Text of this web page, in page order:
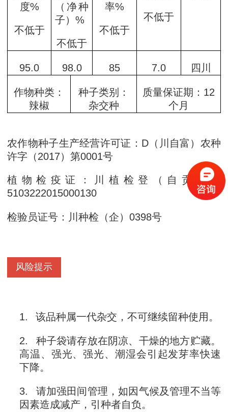
度%
不低于
（净种
子）%
不低于
率%
不低于
不低于
95.0 98.0 85 7.0 四川
作物种类：
辣椒
种子类别：
杂交种
质量保证期：12
个月
农作物种子生产经营许可证：D（川自富）农种
许字（2017）第0001号
植物检疫证：川植检登（自贡市）
5103222015000130
检验员证号：川种检（企）0398号
风险提示
1. 该品种属一代杂交，不可继续留种使用。
2.
种子袋请存放在阴凉、干燥的地方贮藏。
高温、强光、强光、潮湿会引起发芽率快速
下降。
3.
请加强田间管理，如因气候及管理不当等
因素造成减产，引种者自负。